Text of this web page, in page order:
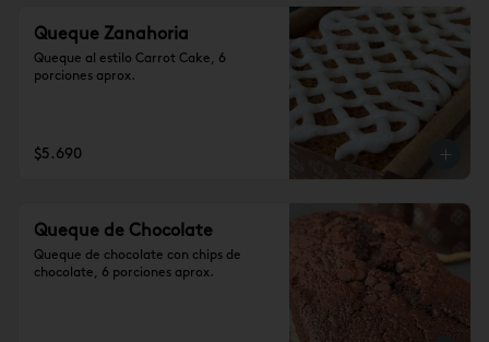
Queque Zanahoria
Queque al estilo Carrot Cake, 6
porciones aprox.
$5.690
Queque de Chocolate
Queque de chocolate con chips de
chocolate, 6 porciones aprox.